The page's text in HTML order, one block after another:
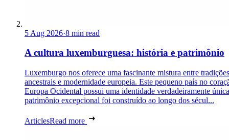
5 Aug 2026·8 min read
A cultura luxemburguesa: história e patrimônio
Luxemburgo nos oferece uma fascinante mistura entre tradições
ancestrais e modernidade europeia. Este pequeno país no
Europa Ocidental possui uma identidade verdadeiramente
patrimônio excepcional foi construído ao longo dos sécul...
ArticlesRead more